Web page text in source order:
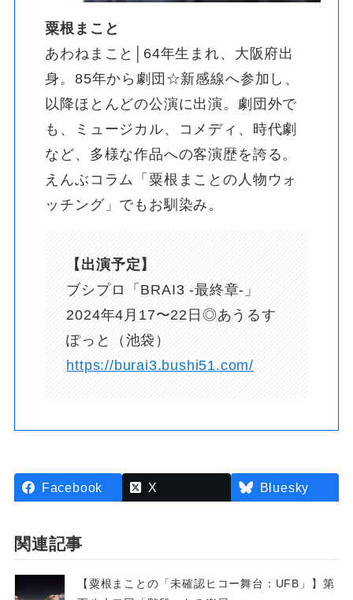
粟根まこと
あわねまこと│64年生まれ、大阪府出
身。85年から劇団☆新感線へ参加し、
以降ほとんどの公演に出演。劇団外で
も、ミュージカル、コメディ、時代劇
など、多様な作品への客演歴を誇る。
えんぶコラム「粟根まことの人物ウォ
ッチング」でもお馴染み。
【出演予定】
ブシプロ「BRAI3 -最終章-」
2024年4月17〜22日◎あうるす
ぽっと（池袋）
https://burai3.bushi51.com/
Facebook X Bluesky
関連記事
【粟根まことの「未確認ヒコー舞台：UFB」】第